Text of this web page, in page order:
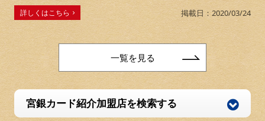
詳しくはこちら 掲載日：2020/03/24
一覧を見る
宮銀カード紹介加盟店を検索する